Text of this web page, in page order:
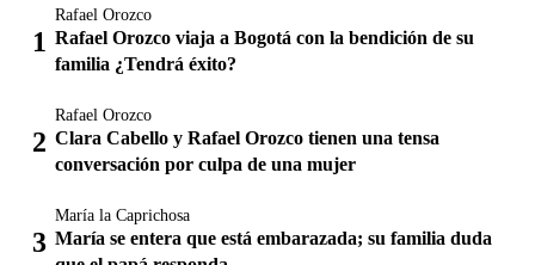
Rafael Orozco
Rafael Orozco viaja a Bogotá con la bendición de su
familia ¿Tendrá éxito?
Rafael Orozco
Clara Cabello y Rafael Orozco tienen una tensa
conversación por culpa de una mujer
María la Caprichosa
María se entera que está embarazada; su familia duda